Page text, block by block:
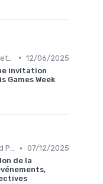
• 12/06/2025
invitation
Games Week
Foires et Salons Grand Public • 07/12/2025
de la